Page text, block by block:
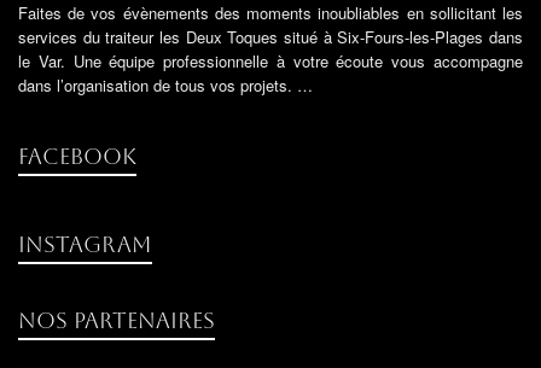
Faites de vos évènements des moments inoubliables en sollicitant les
services du traiteur les Deux Toques situé à Six-Fours-les-Plages dans
le Var. Une équipe professionnelle à votre écoute vous accompagne
dans l’organisation de tous vos projets. …
Facebook
instagram
Nos partenaires